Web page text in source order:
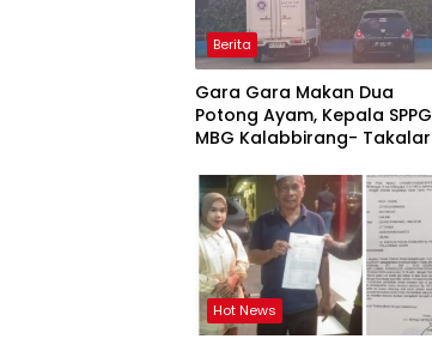
Berita
Gara Gara Makan Dua
Potong Ayam, Kepala SPPG
MBG Kalabbirang- Takalar
Hot News